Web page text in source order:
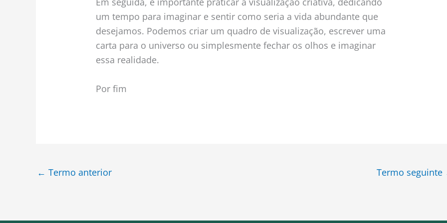
um tempo para imaginar e sentir como seria a vida abundante que
desejamos. Podemos criar um quadro de visualização, escrever uma
carta para o universo ou simplesmente fechar os olhos e imaginar
essa realidade.
Por fim
← Termo anterior Termo seguinte